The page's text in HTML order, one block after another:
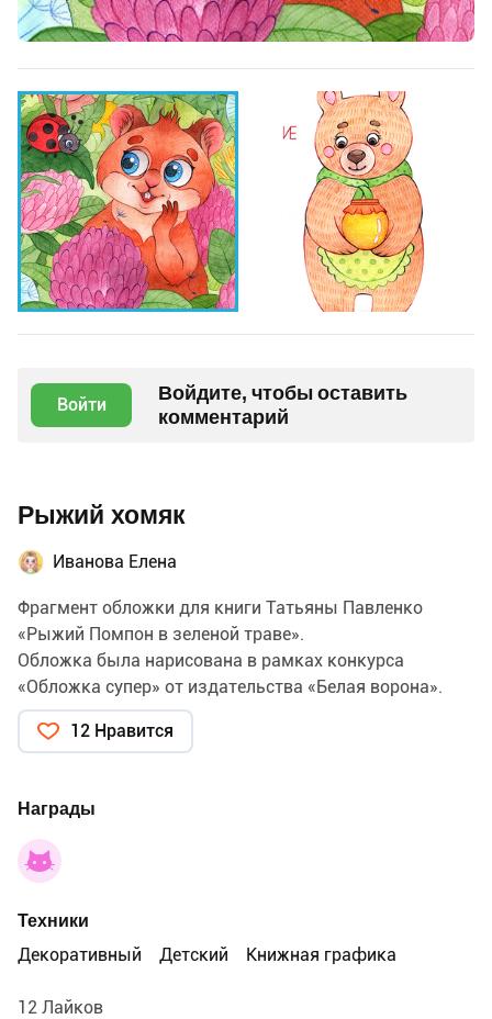
Войти
Войдите, чтобы оставить
комментарий
Рыжий хомяк
Иванова Елена
Фрагмент обложки для книги Татьяны Павленко
«Рыжий Помпон в зеленой траве».
Обложка была нарисована в рамках конкурса
«Обложка супер» от издательства «Белая ворона».
12 Нравится
Награды
Техники
Декоративный
Детский Книжная графика
12 Лайков